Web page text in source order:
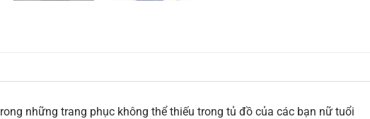
những trang phục không thể thiếu trong tủ đồ của các bạn nữ tuổi